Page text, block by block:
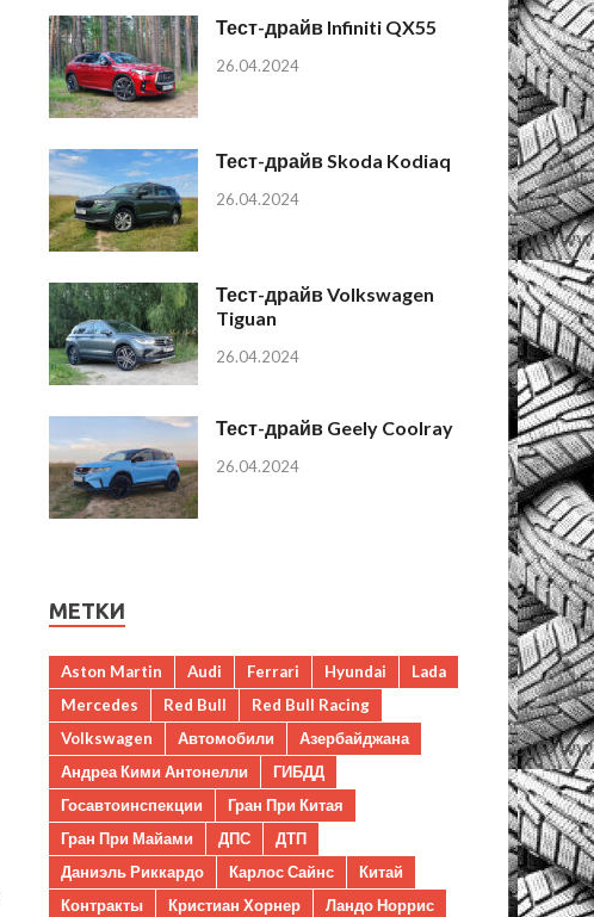
Тест-драйв Infiniti QX55
26.04.2024
Тест-драйв Skoda Kodiaq
26.04.2024
Тест-драйв Volkswagen
Tiguan
26.04.2024
Тест-драйв Geely Coolray
26.04.2024
МЕТКИ
Aston Martin Audi Ferrari Hyundai
Lada
Mercedes
Red Bull
Red Bull Racing
Volkswagen
Автомобили
Азербайджана
Андреа Кими Антонелли
ГИБДД
Госавтоинспекции
Гран При Китая
Гран При Майами
ДПС
ДТП
Даниэль Риккардо
Карлос Сайнс
Китай
Контракты
Кристиан Хорнер
Ландо Норрис